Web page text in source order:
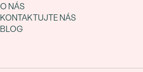
O NÁS
KONTAKTUJTE NÁS
BLOG